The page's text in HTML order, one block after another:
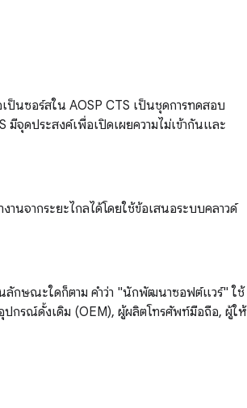
นซอร์สใน AOSP CTS เป็นชุดการทดสอบ
จุดประสงค์เพื่อเปิดเผยความไม่เข้ากันและ
นจากระยะไกลได้โดยใช้ข้อเสนอระบบคลาวด์
กษณะใดก็ตาม คำว่า "นักพัฒนาซอฟต์แวร์" ใช้
ปกรณ์ดั้งเดิม (OEM), ผู้ผลิตโทรศัพท์มือถือ, ผู้ให้